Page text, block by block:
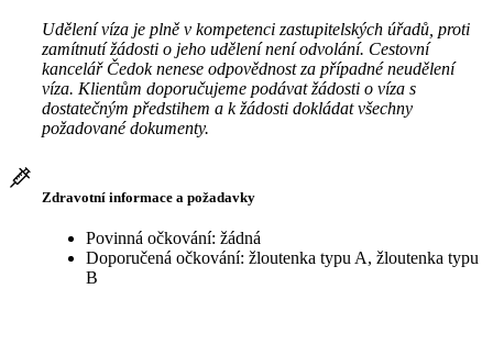
Udělení víza je plně v kompetenci zastupitelských úřadů, proti
zamítnutí žádosti o jeho udělení není odvolání. Cestovní
kancelář Čedok nenese odpovědnost za případné neudělení
víza. Klientům doporučujeme podávat žádosti o víza s
dostatečným předstihem a k žádosti dokládat všechny
požadované dokumenty.
Zdravotní informace a požadavky
Povinná očkování: žádná
Doporučená očkování: žloutenka typu A, žloutenka typu
B